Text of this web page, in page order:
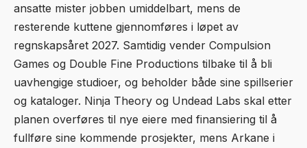
ansatte mister jobben umiddelbart, mens de
resterende kuttene gjennomføres i løpet av
regnskapsåret 2027. Samtidig vender Compulsion
Games og Double Fine Productions tilbake til å bli
uavhengige studioer, og beholder både sine spillserier
og kataloger. Ninja Theory og Undead Labs skal etter
planen overføres til nye eiere med finansiering til å
fullføre sine kommende prosjekter, mens Arkane i